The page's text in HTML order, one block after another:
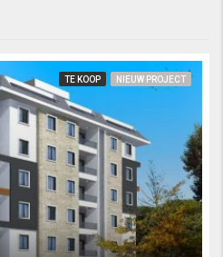
TE KOOP NIEUW PROJECT